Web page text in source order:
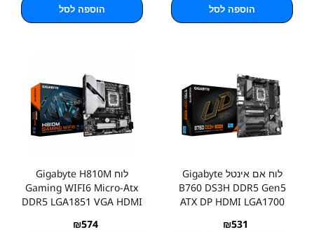
הוספה לסל הוספה לסל
לוח אם אינטל Gigabyte
B760 DS3H DDR5 Gen5
ATX DP HDMI LGA1700
₪531
לוח Gigabyte H810M
Gaming WIFI6 Micro-Atx
DDR5 LGA1851 VGA HDMI
₪574